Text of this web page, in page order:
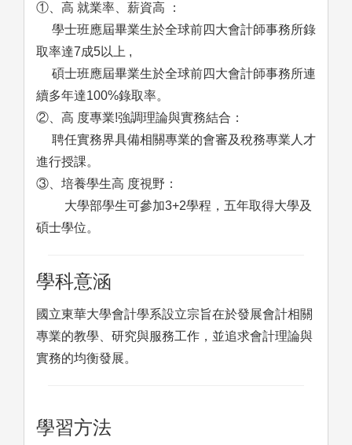
①、高 就業率、薪資高 ：
學士班應屆畢業生於全球前四大會計師事務所錄
取率達7成5以上 ,
碩士班應屆畢業生於全球前四大會計師事務所連
續多年達100%錄取率。
②、高 度專業!強調理論與實務結合：
聘任實務界具備相關專業的會審及稅務專業人才
進行授課。
③、培養學生高 度視野：
大學部學生可參加3+2學程，五年取得大學及
碩士學位。
學科意涵
國立東華大學會計學系設立宗旨在於發展會計相關
專業的教學、研究與服務工作，並追求會計理論與
實務的均衡發展。
學習方法